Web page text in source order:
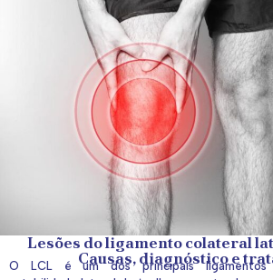
Lesões do ligamento colateral
Causas, diagnóstico e
O LCL é um dos principais ligamentos